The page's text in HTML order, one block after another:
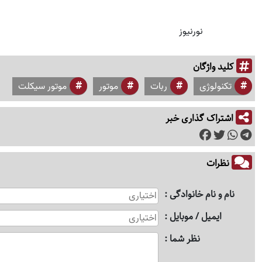
نورنیوز
کلید واژگان
تکنولوژی ربات موتور موتور سیکلت
اشتراک گذاری خبر
نظرات
نام و نام خانوادگی
ایمیل / موبایل
نظر شما